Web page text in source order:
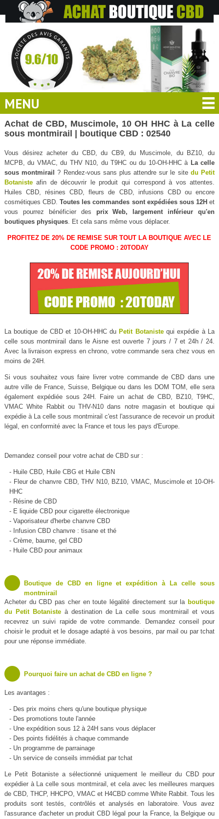
MENU
Achat de CBD, Muscimole, 10 OH HHC à La celle
sous montmirail | boutique CBD : 02540
Vous désirez acheter du CBD, du CB9, du Muscimole, du BZ10, du
MCPB, du VMAC, du THV N10, du T9HC ou du 10-OH-HHC à La celle
sous montmirail
? Rendez-vous sans plus attendre sur le site du Petit
Botanisteafin de découvrir le produit qui correspond à vos attentes.
Huiles CBD, résines CBD, fleurs de CBD, infusions CBD ou encore
cosmétiques CBD.Toutes les commandes sont expédiées sous 12H et
vous pourrez bénéficier des prix Web, largement inférieur qu'en
boutiques physiques. Et cela sans même vous déplacer.
PROFITEZ DE 20% DE REMISE SUR TOUT LA BOUTIQUE AVEC LE
CODE PROMO : 20TODAY
La boutique de CBD et 10-OH-HHC du Petit Botanistequi expédie à La
celle sous montmirail dans le Aisne est ouverte 7 jours / 7 et 24h / 24.
Avec la livraison express en chrono, votre commande sera chez vous en
moins de 24H.
Si vous souhaitez vous faire livrer votre commande de CBD dans une
autre ville de France, Suisse, Belgique ou dans les DOM TOM, elle sera
également expédiée sous 24H. Faire un achat de CBD, BZ10, T9HC,
VMAC White Rabbit ou THV-N10 dans notre magasin et boutique qui
expédie à La celle sous montmirail c'est l'assurance de recevoir un produit
légal, en conformité avec la France et tous les pays d'Europe.
Demandez conseil pour votre achat de CBD sur :
- Huile CBD, Huile CBG et Huile CBN
- Fleur de chanvre CBD, THV N10, BZ10, VMAC, Muscimole et 10-OH-
HHC
- Résine de CBD
- E liquide CBD pour cigarette électronique
- Vaporisateur d'herbe chanvre CBD
- Infusion CBD chanvre : tisane et thé
- Crème, baume, gel CBD
- Huile CBD pour animaux
Boutique de CBD en ligne et expédition à La celle sous
montmirail
Acheter du CBD pas cher en toute légalité directement sur la boutique
du Petit Botanisteà destination de La celle sous montmirail et vous
recevrez un suivi rapide de votre commande. Demandez conseil pour
choisir le produit et le dosage adapté à vos besoins, par mail ou par tchat
pour une réponse immédiate.
Pourquoi faire un achat de CBD en ligne ?
Les avantages :
- Des prix moins chers qu'une boutique physique
- Des promotions toute l'année
- Une expédition sous 12 à 24H sans vous déplacer
- Des points fidélités à chaque commande
- Un programme de parrainage
- Un service de conseils immédiat par tchat
Le Petit Botaniste a sélectionné uniquement le meilleur du CBD pour
expédier à La celle sous montmirail, et cela avec les meilleures marques
de CBD, THCP, HHCPO, VMAC et H4CBD comme White Rabbit. Tous les
produits sont testés, contrôlés et analysés en laboratoire. Vous avez
l'assurance d'acheter un produit CBD légal pour la France, la Belgique ou